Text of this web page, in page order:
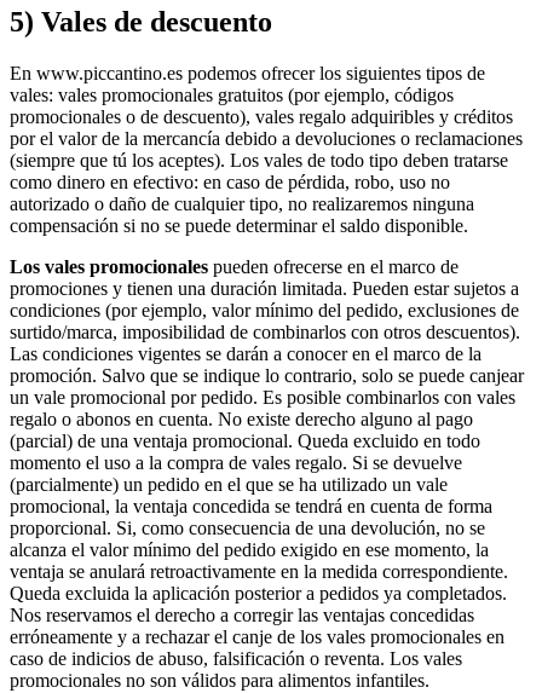
5) Vales de descuento
En www.piccantino.es podemos ofrecer los siguientes tipos de
vales: vales promocionales gratuitos (por ejemplo, códigos
promocionales o de descuento), vales regalo adquiribles y créditos
por el valor de la mercancía debido a devoluciones o reclamaciones
(siempre que tú los aceptes). Los vales de todo tipo deben tratarse
como dinero en efectivo: en caso de pérdida, robo, uso no
autorizado o daño de cualquier tipo, no realizaremos ninguna
compensación si no se puede determinar el saldo disponible.
Los vales promocionales pueden ofrecerse en el marco de
promociones y tienen una duración limitada. Pueden estar sujetos a
condiciones (por ejemplo, valor mínimo del pedido, exclusiones de
surtido/marca, imposibilidad de combinarlos con otros descuentos).
Las condiciones vigentes se darán a conocer en el marco de la
promoción. Salvo que se indique lo contrario, solo se puede canjear
un vale promocional por pedido. Es posible combinarlos con vales
regalo o abonos en cuenta. No existe derecho alguno al pago
(parcial) de una ventaja promocional. Queda excluido en todo
momento el uso a la compra de vales regalo. Si se devuelve
(parcialmente) un pedido en el que se ha utilizado un vale
promocional, la ventaja concedida se tendrá en cuenta de forma
proporcional. Si, como consecuencia de una devolución, no se
alcanza el valor mínimo del pedido exigido en ese momento, la
ventaja se anulará retroactivamente en la medida correspondiente.
Queda excluida la aplicación posterior a pedidos ya completados.
Nos reservamos el derecho a corregir las ventajas concedidas
erróneamente y a rechazar el canje de los vales promocionales en
caso de indicios de abuso, falsificación o reventa. Los vales
promocionales no son válidos para alimentos infantiles.